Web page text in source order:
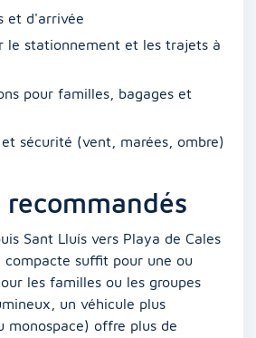
et d'arrivée
le stationnement et les trajets à
pour familles, bagages et
sécurité (vent, marées, ombre)
recommandés
Sant Lluís vers Playa de Cales
compacte suffit pour une ou
les familles ou les groupes
un véhicule plus
monospace) offre plus de